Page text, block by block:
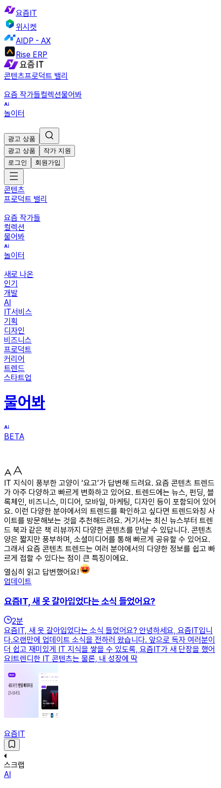
요즘IT
위시켓
AIDP - AX
Rise ERP
콘텐츠프로덕트 밸리
요즘 작가들컬렉션물어봐
놀이터
광고 상품
광고 상품
작가 지원
로그인
회원가입
콘텐츠
프로덕트 밸리
요즘 작가들
컬렉션
물어봐
놀이터
새로 나온
인기
개발
AI
IT서비스
기획
디자인
비즈니스
프로덕트
커리어
트렌드
스타트업
물어봐
BETA
IT 지식이 풍부한 고양이 ‘요고’가 답변해 드려요. 요즘 콘텐츠 트렌드
가 아주 다양하고 빠르게 변화하고 있어요. 트렌드에는 뉴스, 펀딩, 블
록체인, 비즈니스, 미디어, 모바일, 마케팅, 디자인 등이 포함되어 있어
요. 이런 다양한 분야에서의 트렌드를 확인하고 싶다면 트렌드와칭 사
이트를 방문해보는 것을 추천해드려요. 거기서는 최신 뉴스부터 트렌
드 북과 같은 책 리뷰까지 다양한 콘텐츠를 만날 수 있답니다. 콘텐츠
양은 짧지만 풍부하며, 소셜미디어를 통해 빠르게 공유할 수 있어요.
그래서 요즘 콘텐츠 트렌드는 여러 분야에서의 다양한 정보를 쉽고 빠
르게 접할 수 있다는 점이 큰 특징이에요.
열심히 읽고 답변했어요!
업데이트
요즘IT, 새 옷 갈아입었다는 소식 들었어요?
2분
요즘IT, 새 옷 갈아입었다는 소식 들었어요? 안녕하세요, 요즘IT입니
다.오랜만에 업데이트 소식을 전하러 왔습니다. 앞으로 독자 여러분이
더 쉽고 재미있게 IT 지식을 쌓을 수 있도록, 요즘IT가 새 단장을 했어
요!트렌디한 IT 콘텐츠는 물론, 내 성장에 딱
요즘IT
스크랩
AI